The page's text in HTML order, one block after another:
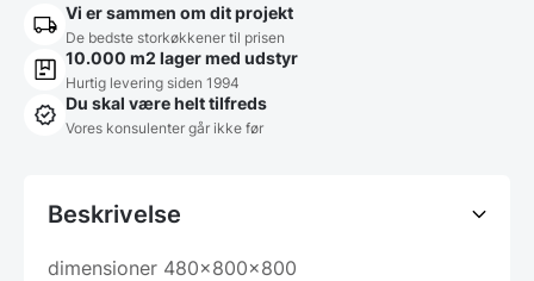
Vi er sammen om dit projekt
De bedste storkøkkener til prisen
10.000 m2 lager med udstyr
Hurtig levering siden 1994
Du skal være helt tilfreds
Vores konsulenter går ikke før
Beskrivelse
dimensioner 480x800x800